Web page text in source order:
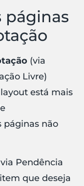
páginas
(via
Livre)
está mais
páginas não
Pendência
que deseja